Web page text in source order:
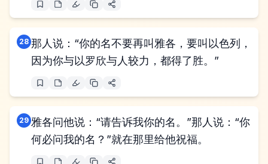
28 那人说：“你的名不要再叫雅各，要叫以色列，
因为你与以罗欣与人较力，都得了胜。”
29 雅各问他说：“请告诉我你的名。”那人说：“你
何必问我的名？”就在那里给他祝福。